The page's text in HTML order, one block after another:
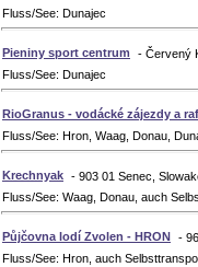
Fluss/See: Dunajec
Pieniny sport centrum
- Červený
Fluss/See: Dunajec
RioGranus - vodácké zájezdy a
Fluss/See: Hron, Waag, Donau,
Krechnyak - 903 01 Senec,
Fluss/See: Waag, Donau, auch
Půjčovna lodí Zvolen - HRON -
Fluss/See: Hron, auch